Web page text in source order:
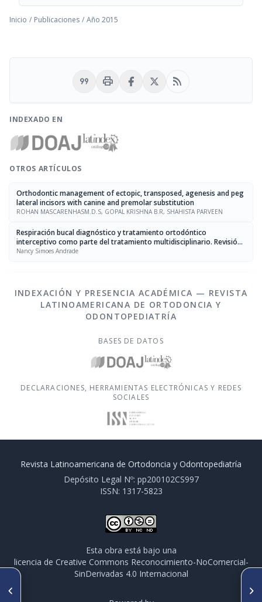
Inicio / Publicaciones / Año 2015
format_quote print rss_feed
INDEXADO EN
OTROS ARTÍCULOS
Orthodontic management of ectopic, transposed, agenesis and peg
lateral incisors with canine and premolar substitution
ROHAN MASCARENHASM.D.S, GOPAL KRISHNA B.R, SHAHISTA PARVEEN
Respiración bucal diagnóstico y tratamiento ortodóntico
interceptivo como parte del tratamiento multidisciplinario. Revisión
de la literatura
Nancy Simoes Andrade
ARTÍCULO ANTERIOR
tratamiento Ortodoncico.
SIGUIENTE ARTÍCULO
ortodóntico con aparato de
INDEXACIÓN Y PRESENCIA ACADÉMICA — REVISTA
LATINOAMERICANA DE ORTODONCIA Y
ODONTOPEDIATRÍA
BASES DE DATOS
DECLARACIONES, HERRAMIENTAS ELECTRÓNICAS Y REDES
SOCIALES
Revista Latinoamericana de Ortodoncia y Odontopediatría
Depósito Legal Nº: pp200102CS997
ISSN: 1317-5823
Esta obra está bajo una
licencia de Creative Commons Reconocimiento-NoComercial-
SinDerivadas 4.0 Internacional